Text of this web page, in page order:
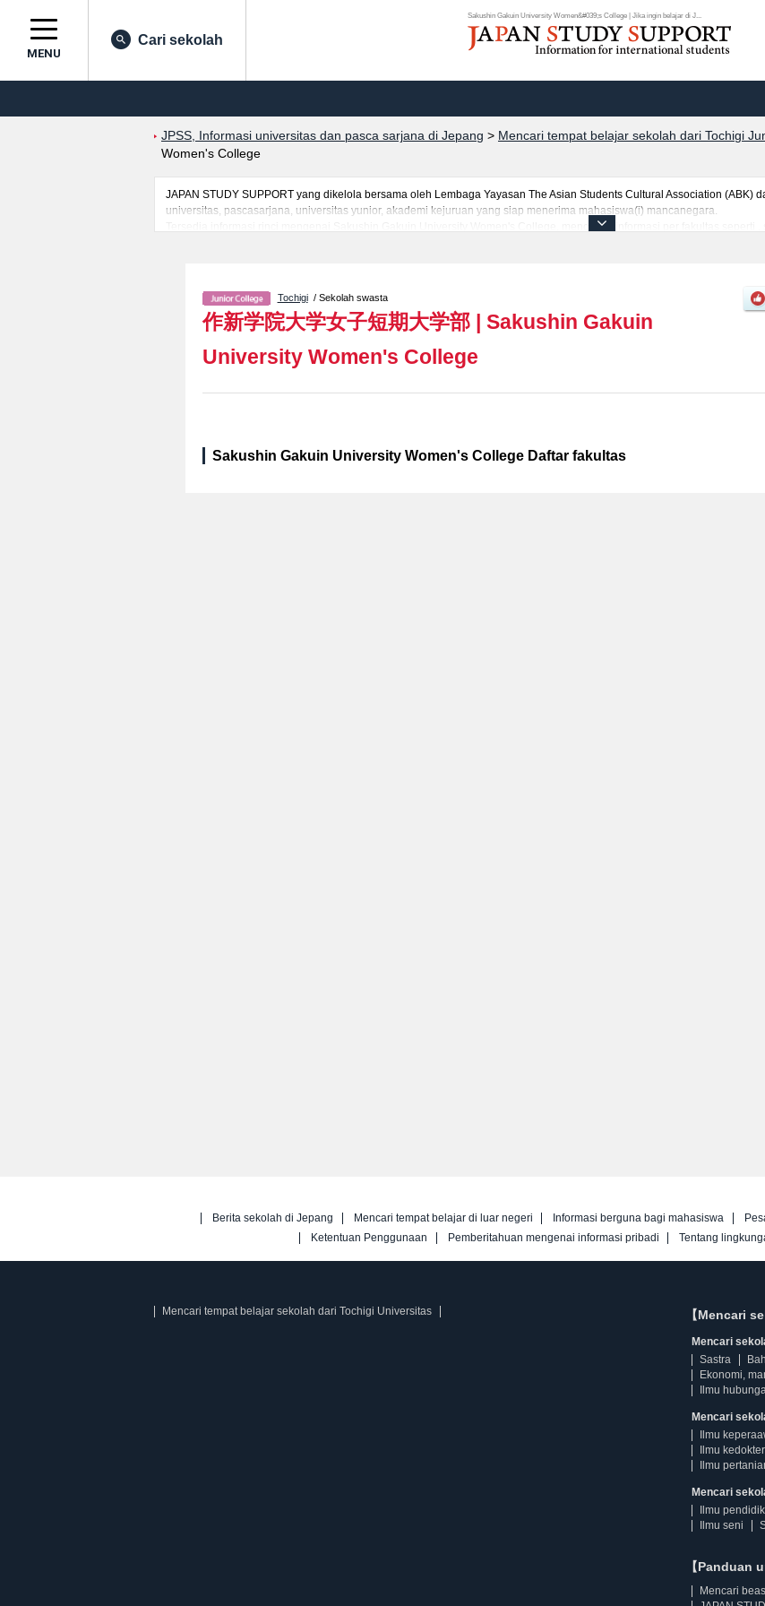
Sakushin Gakuin University Women&#039;s College | Jika ingin belajar di J...
MENU
Cari sekolah
JPSS, Informasi universitas dan pasca sarjana di Jepang > Mencari tempat belajar sekolah dari Tochigi
Women's College
JAPAN STUDY SUPPORT yang dikelola bersama oleh Lembaga Yayasan The Asian Students Cultural Association (ABK)
universitas, pascasarjana, universitas yunior, akademi kejuruan yang siap menerima mahasiswa(i) mancanegara.
Tersedia informasi rinci mengenai Sakushin Gakuin University Women's College, mencakup informasi per fakultas seperti
Tochigi/ Sekolah swasta
作新学院大学女子短期大学部 | Sakushin Gakuin
University Women's College
Sakushin Gakuin University Women's College Daftar fakultas
Berita sekolah di Jepang Mencari tempat belajar di luar negeri Informasi berguna bagi mahasiswa
Ketentuan Penggunaan
Pemberitahuan mengenai informasi pribadi Tentang
Mencari tempat belajar sekolah dari Tochigi Universitas 【Mencari
Mencari
Sastra
Ekonomi,
Ilmu
Mencari
Ilmu
Ilmu
Ilmu
Mencari
Ilmu
Ilmu seni
【Panduan
Mencari